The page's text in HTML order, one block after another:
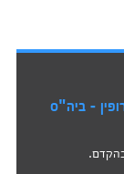
- ביה"ס